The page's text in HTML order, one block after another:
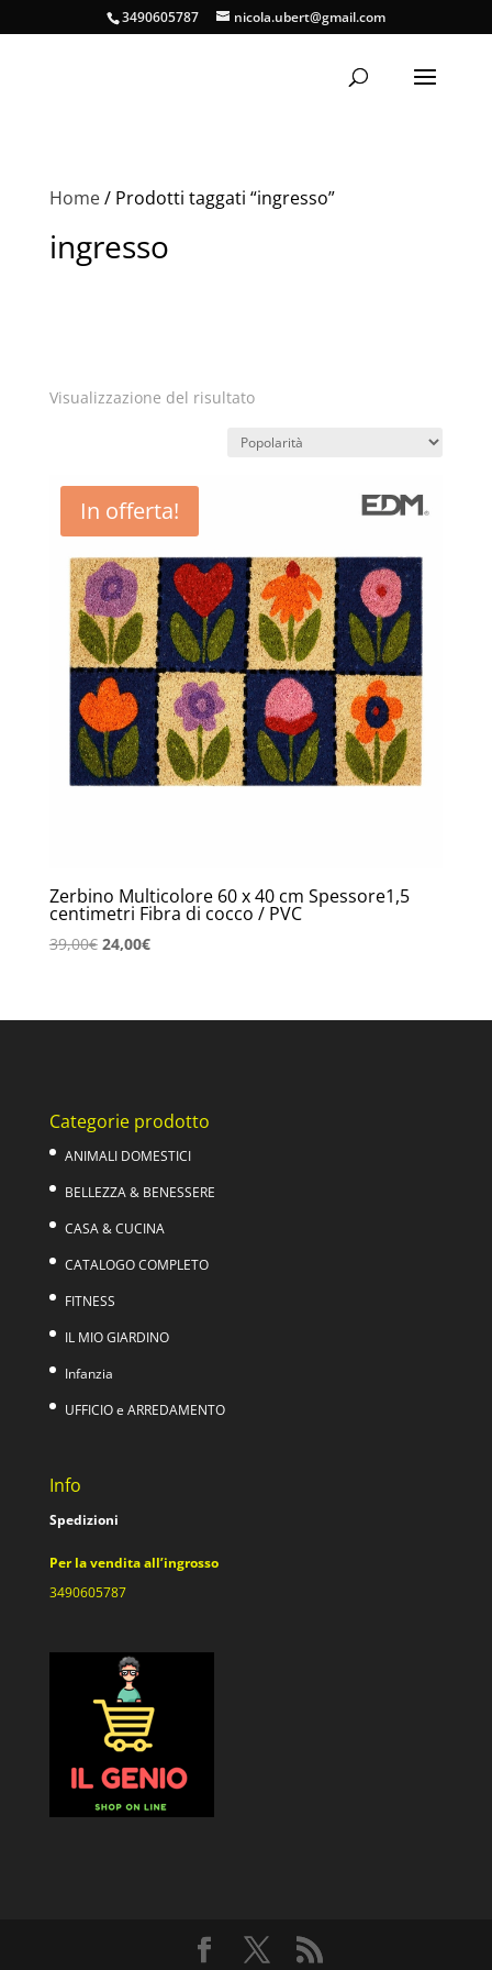
3490605787 nicola.ubert@gmail.com
Home/ Prodotti taggati “ingresso”
ingresso
Visualizzazione del risultato
In offerta!
Zerbino Multicolore 60 x 40 cm Spessore1,5
centimetri Fibra di cocco / PVC
39,00€ Il
era:
24,00€Il
è:
Categorie prodotto
ANIMALI DOMESTICI
BELLEZZA & BENESSERE
CASA & CUCINA
CATALOGO COMPLETO
FITNESS
IL MIO GIARDINO
Infanzia
UFFICIO e ARREDAMENTO
Info
Spedizioni
Per la vendita all’ingrosso
3490605787